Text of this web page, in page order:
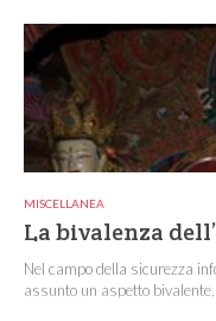
MISCELLANEA
La bivalenza
Nel campo della sicurezza
assunto un aspetto bivalente,